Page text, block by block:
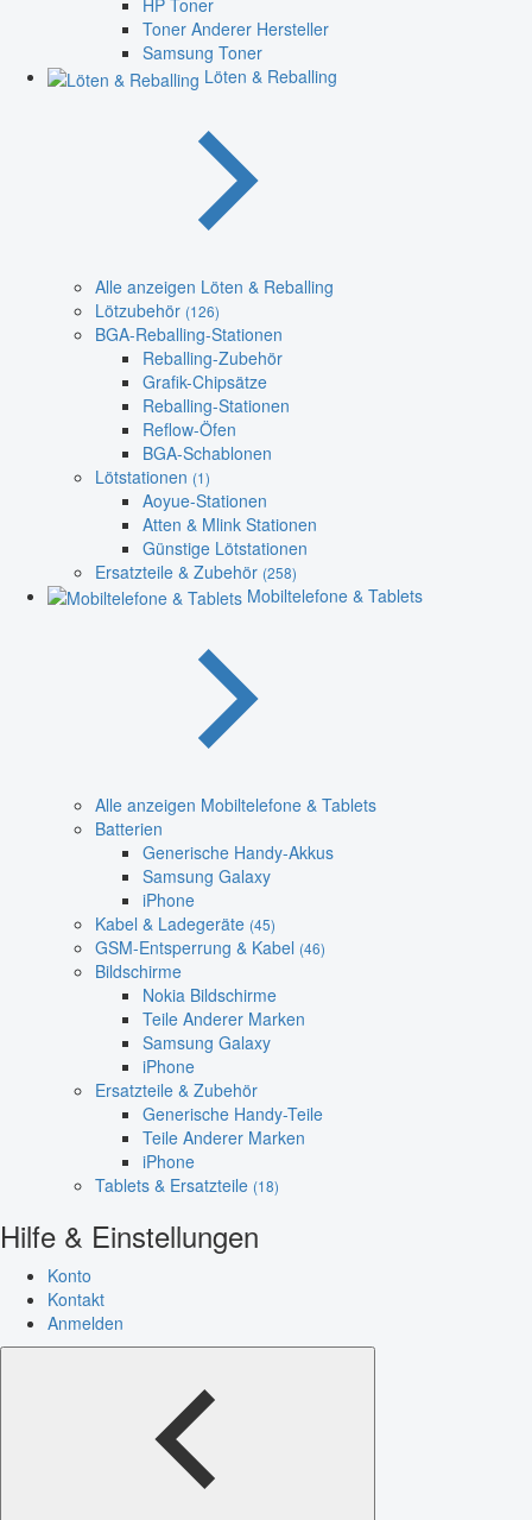
HP Toner
Toner Anderer Hersteller
Samsung Toner
Löten & Reballing
Alle anzeigen Löten & Reballing
Lötzubehör (126)
BGA-Reballing-Stationen
Reballing-Zubehör
Grafik-Chipsätze
Reballing-Stationen
Reflow-Öfen
BGA-Schablonen
Lötstationen (1)
Aoyue-Stationen
Atten & Mlink Stationen
Günstige Lötstationen
Ersatzteile & Zubehör (258)
Mobiltelefone & Tablets
Alle anzeigen Mobiltelefone & Tablets
Batterien
Generische Handy-Akkus
Samsung Galaxy
iPhone
Kabel & Ladegeräte (45)
GSM-Entsperrung & Kabel (46)
Bildschirme
Nokia Bildschirme
Teile Anderer Marken
Samsung Galaxy
iPhone
Ersatzteile & Zubehör
Generische Handy-Teile
Teile Anderer Marken
iPhone
Tablets & Ersatzteile (18)
Hilfe & Einstellungen
Konto
Kontakt
Anmelden